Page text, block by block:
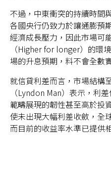
不過，中東衝突的持續時間
各國央行仍致力於讓通膨預
經濟成長壓力，因此市場可
（Higher for longer）的環
場的升息預期，料不會全數
就信貸利差而言，市場結構
（Lyndon Man）表示，利
範疇展現的韌性甚至高於投
使未出現大幅利差收斂，全
而目前的收益率水準已提供